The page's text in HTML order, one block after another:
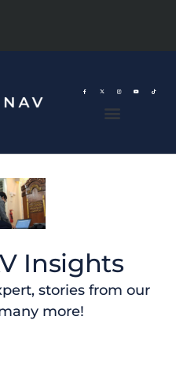
Insights
stories from our
more!